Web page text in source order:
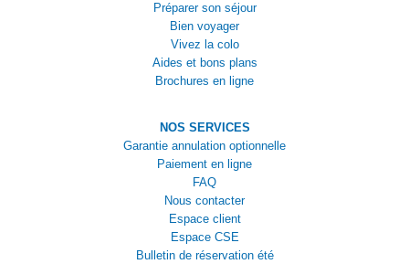
Préparer son séjour
Bien voyager
Vivez la colo
Aides et bons plans
Brochures en ligne
NOS SERVICES
Garantie annulation optionnelle
Paiement en ligne
FAQ
Nous contacter
Espace client
Espace CSE
Bulletin de réservation été